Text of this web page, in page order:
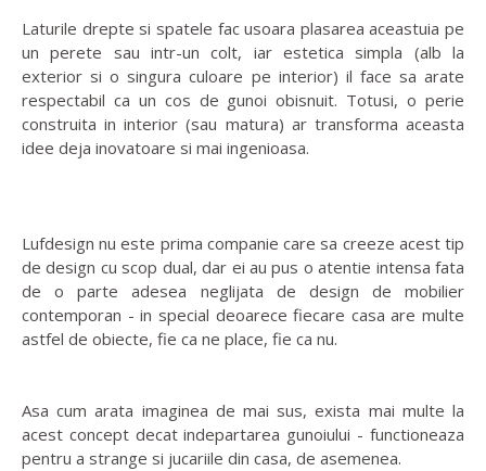
Laturile drepte si spatele fac usoara plasarea aceastuia pe
un perete sau intr-un colt, iar estetica simpla (alb la
exterior si o singura culoare pe interior) il face sa arate
respectabil ca un cos de gunoi obisnuit. Totusi, o perie
construita in interior (sau matura) ar transforma aceasta
idee deja inovatoare si mai ingenioasa.
Lufdesign nu este prima companie care sa creeze acest tip
de design cu scop dual, dar ei au pus o atentie intensa fata
de o parte adesea neglijata de design de mobilier
contemporan - in special deoarece fiecare casa are multe
astfel de obiecte, fie ca ne place, fie ca nu.
Asa cum arata imaginea de mai sus, exista mai multe la
acest concept decat indepartarea gunoiului - functioneaza
pentru a strange si jucariile din casa, de asemenea.